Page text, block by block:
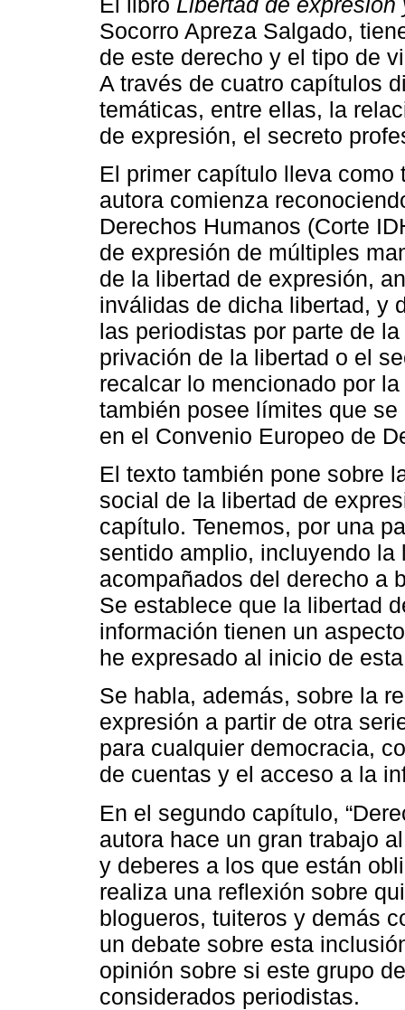
Socorro Apreza Salgado,
de este derecho y el tipo de
A través de cuatro capítulos
temáticas, entre ellas, la
de expresión, el secreto
El primer capítulo lleva como
autora comienza
Derechos Humanos (Corte
de expresión de múltiples
de la libertad de expresión,
inválidas de dicha libertad, y
las periodistas por parte de
privación de la libertad o el
recalcar lo mencionado por
también posee límites que
en el Convenio Europeo de
El texto también pone sobre
social de la libertad de
capítulo. Tenemos, por una
sentido amplio, incluyendo
acompañados del derecho a
Se establece que la libertad
información tienen un
he expresado al inicio de
Se habla, además, sobre la
expresión a partir de otra
para cualquier democracia,
de cuentas y el acceso a la
En el segundo capítulo,
autora hace un gran trabajo
y deberes a los que están
realiza una reflexión sobre
blogueros, tuiteros y demás
un debate sobre esta
opinión sobre si este grupo
considerados periodistas.